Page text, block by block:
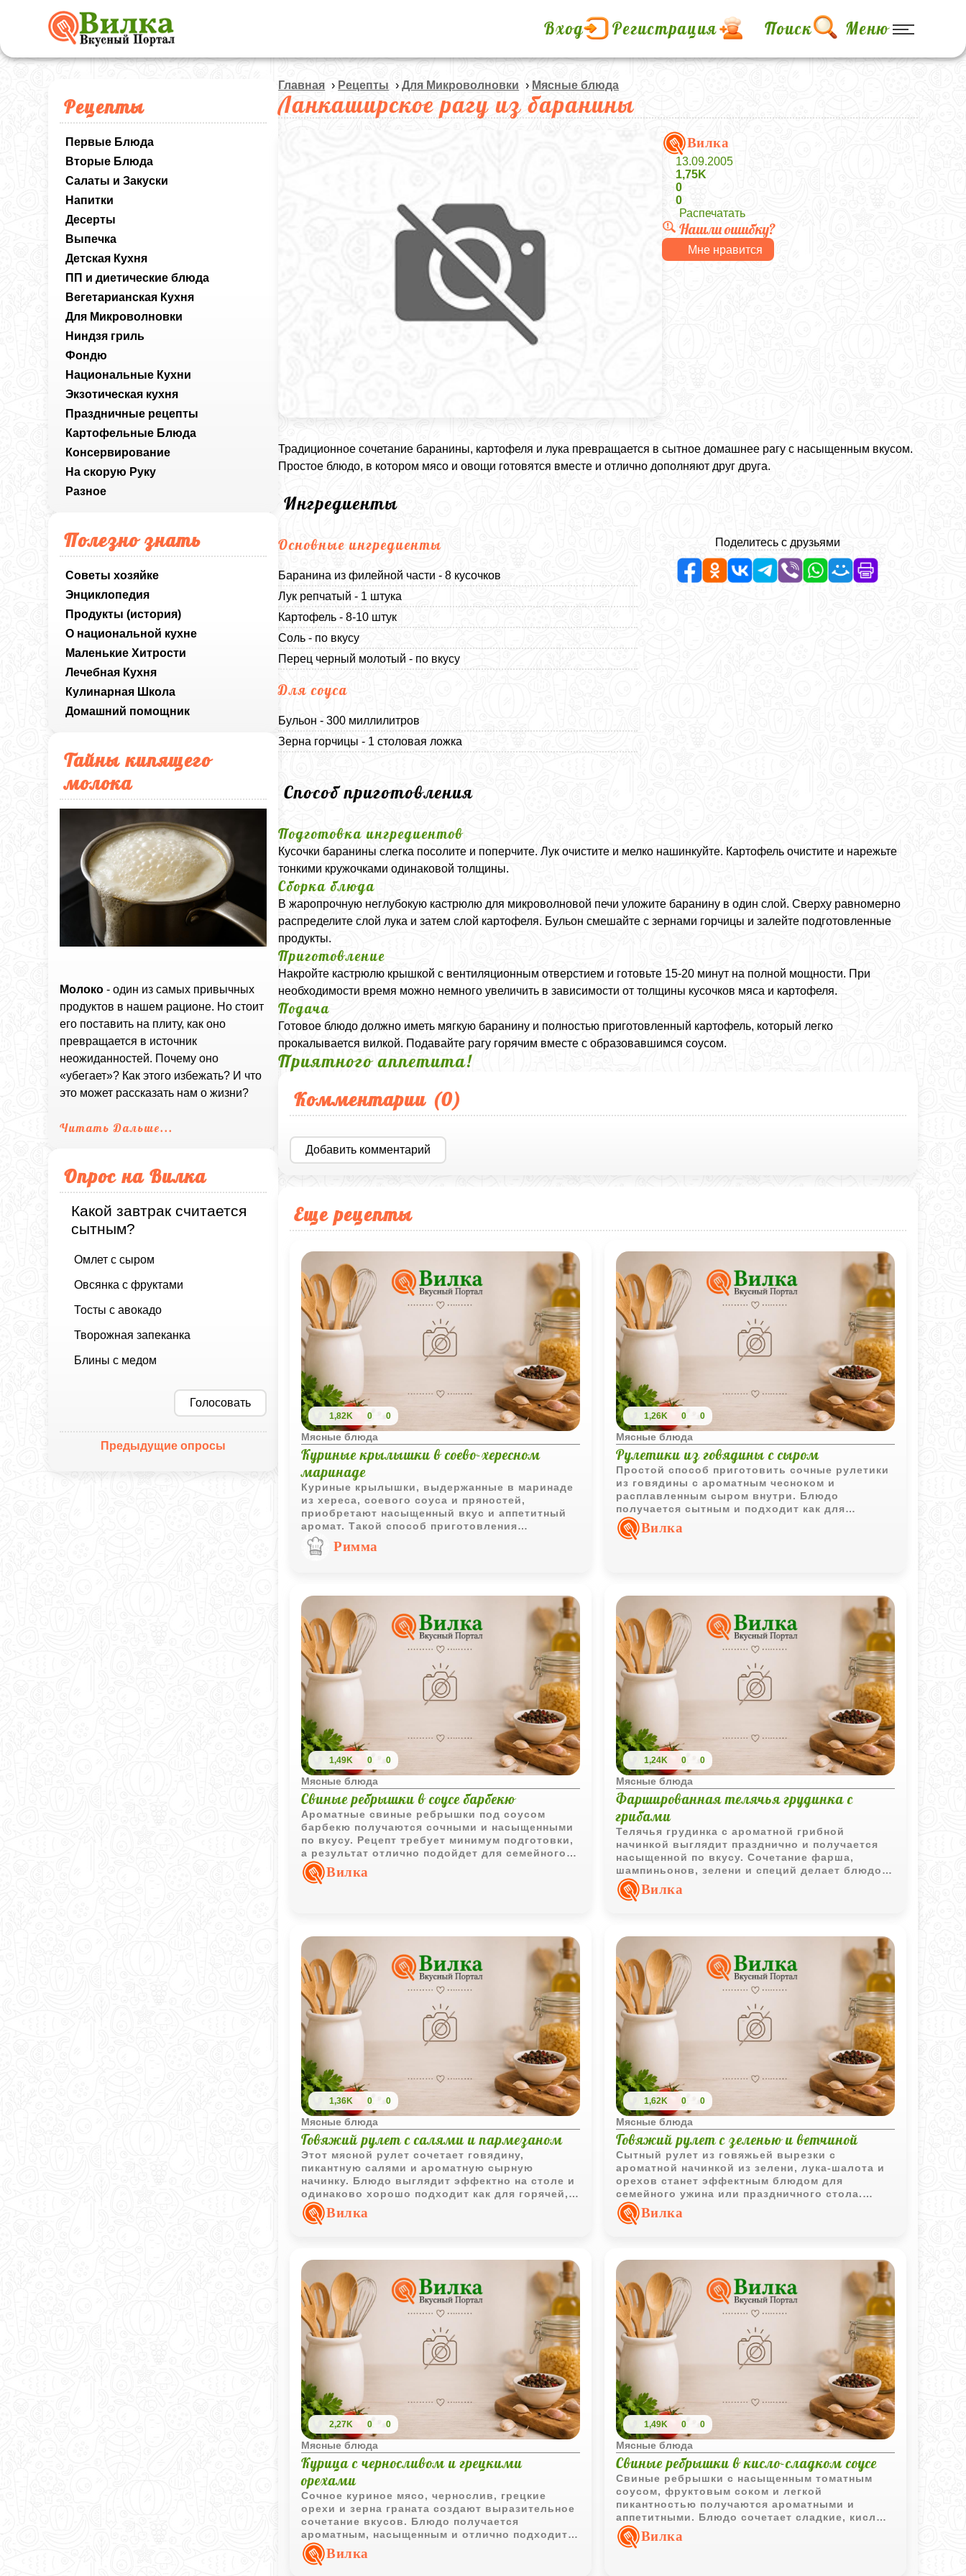
Вход Регистрация Поиск Меню
Рецепты
Первые Блюда
Вторые Блюда
Салаты и Закуски
Напитки
Десерты
Выпечка
Детская Кухня
ПП и диетические блюда
Вегетарианская Кухня
Для Микроволновки
Ниндзя гриль
Фондю
Национальные Кухни
Экзотическая кухня
Праздничные рецепты
Картофельные Блюда
Консервирование
На скорую Руку
Разное
Полезно знать
Советы хозяйке
Энциклопедия
Продукты (история)
О национальной кухне
Маленькие Хитрости
Лечебная Кухня
Кулинарная Школа
Домашний помощник
Тайны кипящего
молока
Молоко - один из самых привычных
продуктов в нашем рационе. Но стоит
его поставить на плиту, как оно
превращается в источник
неожиданностей. Почему оно
«убегает»? Как этого избежать? И что
это может рассказать нам о жизни?
Читать Дальше...
Опрос на Вилка
Какой завтрак считается
сытным?
Омлет с сыром
Овсянка с фруктами
Тосты с авокадо
Творожная запеканка
Блины с медом
Голосовать
Предыдущие опросы
Главная › Рецепты ›Для Микроволновки › Мясные блюда
Ланкаширское рагу из баранины
Вилка
13.09.2005
1,75K
0
0
Распечатать
Нашли ошибку?
Мне нравится
Традиционное сочетание баранины, картофеля и лука превращается в сытное домашнее рагу с насыщенным вкусом.
Простое блюдо, в котором мясо и овощи готовятся вместе и отлично дополняют друг друга.
Ингредиенты
Основные ингредиенты
Баранина из филейной части - 8 кусочков
Лук репчатый - 1 штука
Картофель - 8-10 штук
Соль - по вкусу
Перец черный молотый - по вкусу
Для соуса
Бульон - 300 миллилитров
Зерна горчицы - 1 столовая ложка
Поделитесь с друзьями
Способ приготовления
Подготовка ингредиентов
Кусочки баранины слегка посолите и поперчите. Лук очистите и мелко нашинкуйте. Картофель очистите и нарежьте
тонкими кружочками одинаковой толщины.
Сборка блюда
В жаропрочную неглубокую кастрюлю для микроволновой печи уложите баранину в один слой. Сверху равномерно
распределите слой лука и затем слой картофеля. Бульон смешайте с зернами горчицы и залейте подготовленные
продукты.
Приготовление
Накройте кастрюлю крышкой с вентиляционным отверстием и готовьте 15-20 минут на полной мощности. При
необходимости время можно немного увеличить в зависимости от толщины кусочков мяса и картофеля.
Подача
Готовое блюдо должно иметь мягкую баранину и полностью приготовленный картофель, который легко
прокалывается вилкой. Подавайте рагу горячим вместе с образовавшимся соусом.
Приятного аппетита!
Комментарии (0)
Добавить комментарий
Еще рецепты
1,82K 0 0
Мясные блюда
Куриные крылышки в соево-хересном
маринаде
Куриные крылышки, выдержанные в маринаде
из хереса, соевого соуса и пряностей,
приобретают насыщенный вкус и аппетитный
аромат. Такой способ приготовления
позволяет получить сочное мясо с
выразительными восточными нотками.
Римма
1,26K 0 0
Мясные блюда
Рулетики из говядины с сыром
Простой способ приготовить сочные рулетики
из говядины с ароматным чесноком и
расплавленным сыром внутри. Блюдо
получается сытным и подходит как для
семейного ужина, так и для подачи на
праздничный стол.
Вилка
1,49K 0 0
Мясные блюда
Свиные ребрышки в соусе барбекю
Ароматные свиные ребрышки под соусом
барбекю получаются сочными и насыщенными
по вкусу. Рецепт требует минимум подготовки,
а результат отлично подойдет для семейного
ужина.Вилка
1,24K 0 0
Мясные блюда
Фаршированная телячья грудинка с
грибами
Телячья грудинка с ароматной грибной
начинкой выглядит празднично и получается
насыщенной по вкусу. Сочетание фарша,
шампиньонов, зелени и специй делает блюдо
интересным как для семейного ужина, так и для
особого случая.
Вилка
1,36K 0 0
Мясные блюда
Говяжий рулет с салями и пармезаном
Этот мясной рулет сочетает говядину,
пикантную салями и ароматную сырную
начинку. Блюдо выглядит эффектно на столе и
одинаково хорошо подходит как для горячей,
так и для холодной подачи.
Вилка
1,62K 0 0
Мясные блюда
Говяжий рулет с зеленью и ветчиной
Сытный рулет из говяжьей вырезки с
ароматной начинкой из зелени, лука-шалота и
орехов станет эффектным блюдом для
семейного ужина или праздничного стола.
Ветчина добавляет дополнительную сочность
и насыщенный вкус.
Вилка
2,27K 0 0
Мясные блюда
Курица с черносливом и грецкими
орехами
Сочное куриное мясо, чернослив, грецкие
орехи и зерна граната создают выразительное
сочетание вкусов. Блюдо получается
ароматным, насыщенным и отлично подходит
как для семейного ужина, так и для
праздничного стола.
Вилка
1,49K 0 0
Мясные блюда
Свиные ребрышки в кисло-сладком соусе
Свиные ребрышки с насыщенным томатным
соусом, фруктовым соком и легкой
пикантностью получаются ароматными и
аппетитными. Блюдо сочетает сладкие, кислые
и пряные оттенки вкуса и отлично подходит
для сытного обеда или ужина.
Вилка